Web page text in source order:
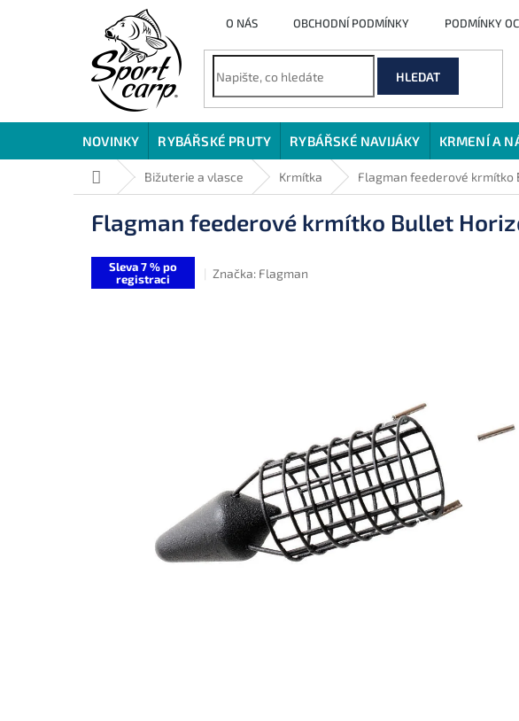
O NÁS OBCHODNÍ PODMÍNKY PODMÍNKY
HLEDAT
NOVINKY RYBÁŘSKÉ PRUTY RYBÁŘSKÉ NAVIJÁKY KRMENÍ A
Domů Bižuterie a vlasce Krmítka Flagman feederové krmítko
Flagman feederové krmítko Bullet
Sleva 7 % po
registraci
Značka: Flagman